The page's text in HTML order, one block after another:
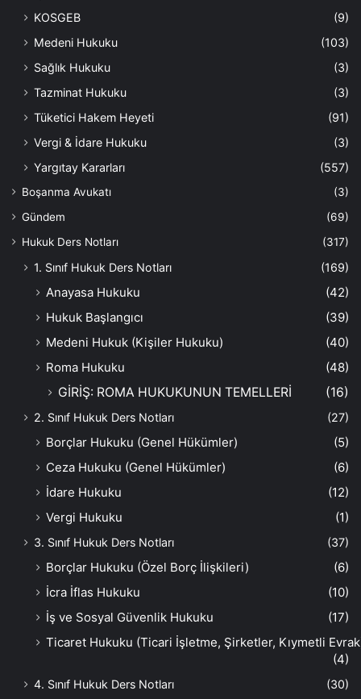
KOSGEB
(9)
Medeni Hukuku
(103)
Sağlık Hukuku
(3)
Tazminat Hukuku
(3)
Tüketici Hakem Heyeti
(91)
Vergi & İdare Hukuku
(3)
Yargıtay Kararları
(557)
Boşanma Avukatı
(3)
Gündem
(69)
Hukuk Ders Notları
(317)
1. Sınıf Hukuk Ders Notları (169)
Anayasa Hukuku
(42)
Hukuk Başlangıcı
(39)
Medeni Hukuk (Kişiler Hukuku)
(40)
Roma Hukuku
(48)
GİRİŞ: ROMA HUKUKUNUN TEMELLERİ
(16)
2. Sınıf Hukuk Ders Notları (27)
Borçlar Hukuku (Genel Hükümler)
(5)
Ceza Hukuku (Genel Hükümler)
(6)
İdare Hukuku
(12)
Vergi Hukuku
(1)
3. Sınıf Hukuk Ders Notları (37)
Borçlar Hukuku (Özel Borç İlişkileri)
(6)
İcra İflas Hukuku
(10)
İş ve Sosyal Güvenlik Hukuku
(17)
Ticaret Hukuku (Ticari İşletme, Şirketler, Kıymetli
(4)
4. Sınıf Hukuk Ders Notları (30)